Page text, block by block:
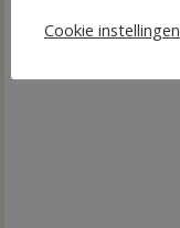
Cookie instellingen